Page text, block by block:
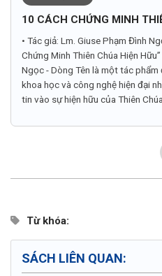
10 CÁCH CHỨNG MINH
• Tác giả: Lm. Giuse Phạm Đình
Chứng Minh Thiên Chúa Hiện
Ngọc - Dòng Tên là một tác
khoa học và công nghệ hiện đại
tin vào sự hiện hữu của Thiên
Từ khóa:
SÁCH LIÊN QUAN: